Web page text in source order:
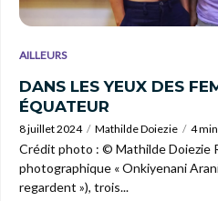
AILLEURS
DANS LES YEUX DES
ÉQUATEUR
8 juillet 2024 Mathilde Doiezie 4
Crédit photo : © Mathilde Doiezie
photographique « Onkiyenani
regardent »), trois...